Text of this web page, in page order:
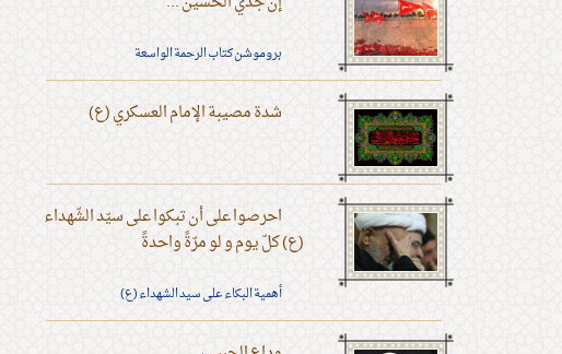
بروموشن كتاب الرحمة الواسعة
شدة مصيبة الإمام العسكري (ع)
احرصوا على أن تبكوا على سيّد الشّهداء
(ع) كلّ يوم و لو مرّةً واحدةً
أهمية البكاء على سيد الشهداء (ع)